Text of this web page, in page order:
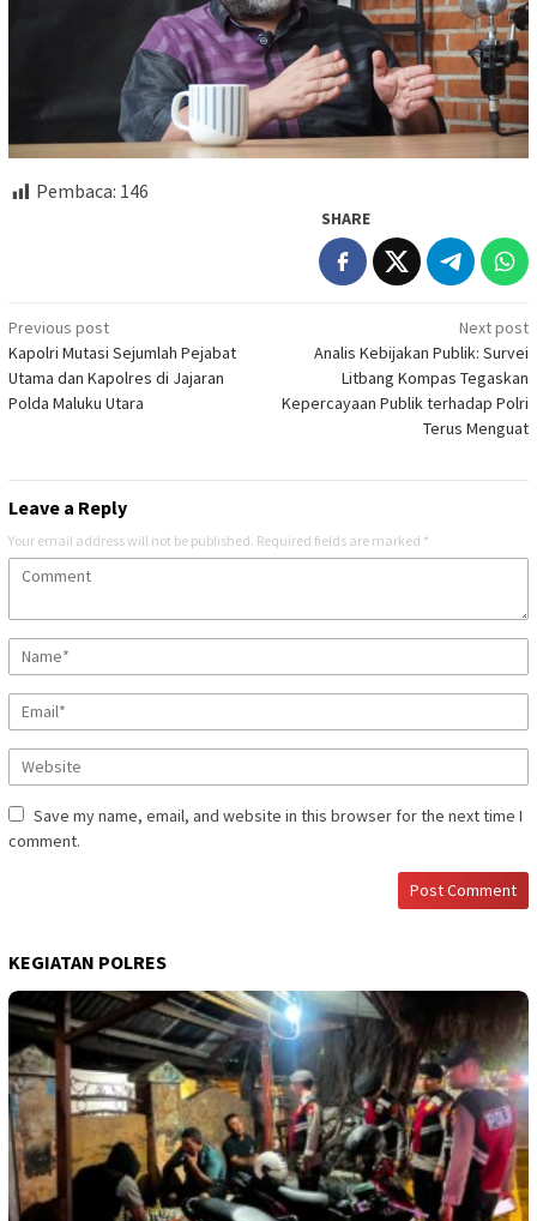
Pembaca: 146
SHARE
Post
navigation
Previous post
Kapolri Mutasi Sejumlah Pejabat
Utama dan Kapolres di Jajaran
Polda Maluku Utara
Next post
Analis Kebijakan Publik: Survei
Litbang Kompas Tegaskan
Kepercayaan Publik terhadap Polri
Terus Menguat
Leave a Reply
Your email address will not be published. Required fields are marked *
Save my name, email, and website in this browser for the next time I
comment.
KEGIATAN POLRES